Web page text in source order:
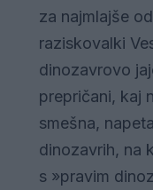
za najmlajše
raziskovalki
dinozavrovo
prepričani, kaj
smešna,
dinozavrih, na
s »pravim